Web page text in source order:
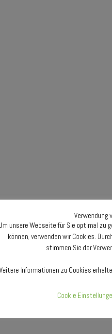
Verwendung
unsere Webseite für Sie optimal zu
können, verwenden wir Cookies.
stimmen Sie der
Informationen zu Cookies
Cookie